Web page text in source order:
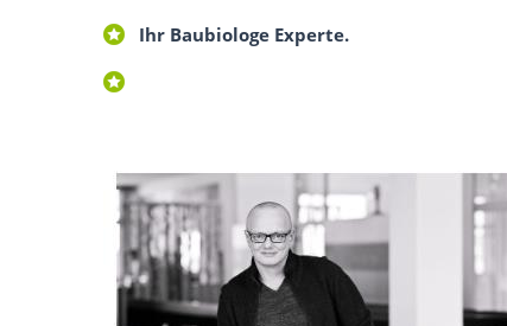
Ihr Baubiologe Experte.